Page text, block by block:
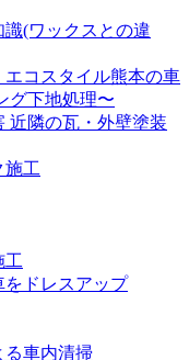
(ワックスとの違
コスタイル熊本の車
グ下地処理〜
近隣の瓦・外壁塗装
施工
工
をドレスアップ
る車内清掃